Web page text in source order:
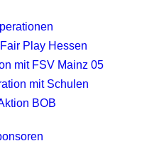
Play Hessen
mit FSV Mainz 05
mit Schulen
BOB